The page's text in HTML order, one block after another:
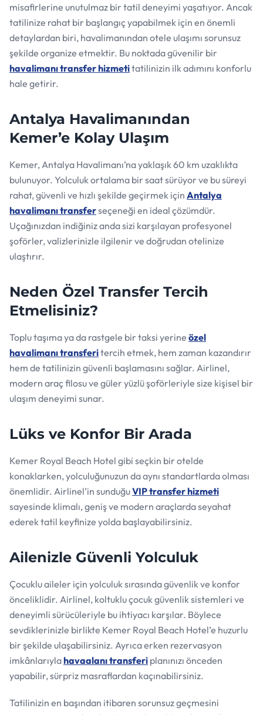
misafirlerine unutulmaz bir tatil deneyimi yaşatıyor. Ancak
tatilinize rahat bir başlangıç yapabilmek için en önemli
detaylardan biri, havalimanından otele ulaşımı sorunsuz
şekilde organize etmektir. Bu noktada güvenilir bir
havalimanı transfer hizmetitatilinizin ilk adımını konforlu
hale getirir.
Antalya Havalimanından
Kemer’e Kolay Ulaşım
Kemer, Antalya Havalimanı’na yaklaşık 60 km uzaklıkta
bulunuyor. Yolculuk ortalama bir saat sürüyor ve bu süreyi
rahat, güvenli ve hızlı şekilde geçirmek için Antalya
havalimanı transferseçeneği en ideal çözümdür.
Uçağınızdan indiğiniz anda sizi karşılayan profesyonel
şoförler, valizlerinizle ilgilenir ve doğrudan otelinize
ulaştırır.
Neden Özel Transfer Tercih
Etmelisiniz?
Toplu taşıma ya da rastgele bir taksi yerine özel
havalimanı transferitercih etmek, hem zaman kazandırır
hem de tatilinizin güvenli başlamasını sağlar. Airlinel,
modern araç filosu ve güler yüzlü şoförleriyle size kişisel bir
ulaşım deneyimi sunar.
Lüks ve Konfor Bir Arada
Kemer Royal Beach Hotel gibi seçkin bir otelde
konaklarken, yolculuğunuzun da aynı standartlarda olması
önemlidir. Airlinel’in sunduğuVIP transfer hizmeti
sayesinde klimalı, geniş ve modern araçlarda seyahat
ederek tatil keyfinize yolda başlayabilirsiniz.
Ailenizle Güvenli Yolculuk
Çocuklu aileler için yolculuk sırasında güvenlik ve konfor
önceliklidir. Airlinel, koltuklu çocuk güvenlik sistemleri ve
deneyimli sürücüleriyle bu ihtiyacı karşılar. Böylece
sevdiklerinizle birlikte Kemer Royal Beach Hotel’e huzurlu
bir şekilde ulaşabilirsiniz. Ayrıca erken rezervasyon
imkânlarıylahavaalanı transferi planınızı önceden
yapabilir, sürpriz masraflardan kaçınabilirsiniz.
Tatilinizin en başından itibaren sorunsuz geçmesini